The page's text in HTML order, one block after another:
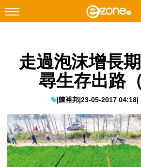
Facebook Instagram
遊戲動漫
教學評測
EduTech
走過泡沫增長
尋生存出路（
|陳裕邦|23-05-2017 04:18|